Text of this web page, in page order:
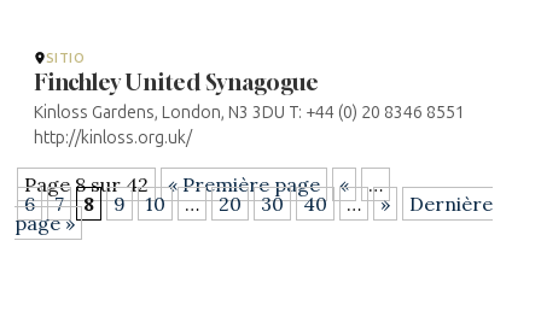
SITIO
Finchley United Synagogue
Kinloss Gardens, London, N3 3DU T: +44 (0) 20 8346 8551
http://kinloss.org.uk/
Page 8 sur 42 « Première page «
…
6
7 8 9 10 … 20 30 40 … »
Dernière
page »